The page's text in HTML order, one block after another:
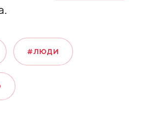
#ЛЮДИ